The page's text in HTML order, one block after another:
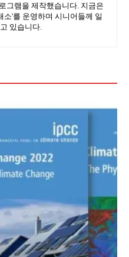
그램을 제작했습니다. 지금은
'를 운영하며 시니어들께 일
있습니다.